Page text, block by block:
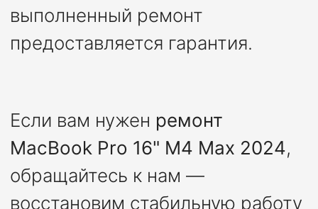
выполненный ремонт
предоставляется гарантия.
Если вам нужен ремонт
MacBook Pro 16" M4 Max 2024,
обращайтесь к нам —
восстановим стабильную работу